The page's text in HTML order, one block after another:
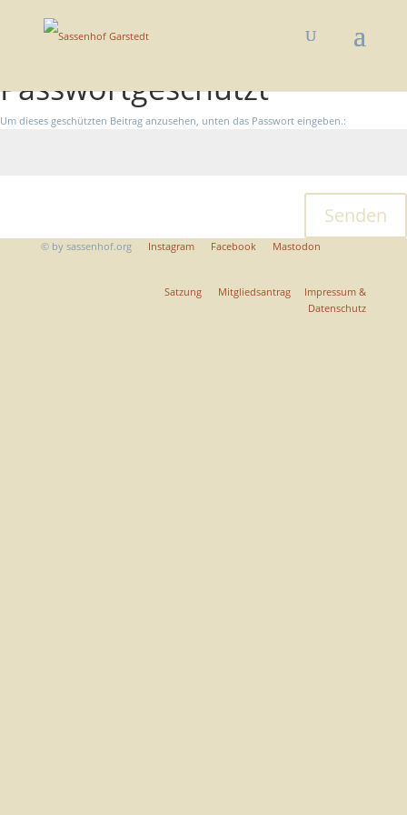
Passwortgeschützt
Um dieses geschützten Beitrag anzusehen, unten das Passwort eingeben.:
Senden
©by sassenhof.org Instagram Facebook Mastodon
Satzung Mitgliedsantrag
Impressum &
Datenschutz